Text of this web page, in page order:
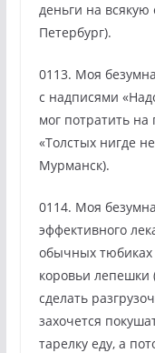
деньги на всякую
Петербург).
0113. Моя
с надписями
мог потратить на
«Толстых нигде
Мурманск).
0114. Моя
эффективного
обычных тюбиках
коровьи
сделать
захочется
тарелку еду, а